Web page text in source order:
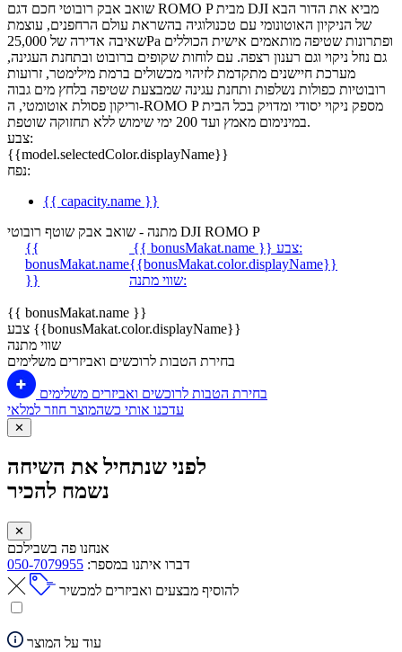
שואב אבק רובוטי חכם דגם ROMO P מבית DJI מביא את הדור הבא
של הניקיון האוטונומי עם טכנולוגיה בהשראת עולם הרחפנים, עוצמת
שאיבה אדירה של 25,000Pa ופתרונות שטיפה מותאמים אישית הכוללים
גם נוזל ניקוי וגם רענון רצפה. עם לוחות שקופים ברובוט ובתחנת העגינה,
מערכת חיישנים מתקדמת לזיהוי מכשולים ברמת מילימטר, זרועות
רובוטיות כפולות נשלפות ותחנת עגינה שמבצעת שטיפה בלחץ מים גבוה
וריקון פסולת אוטומטי, ה-ROMO P מספק ניקוי יסודי ומדויק בכל הבית
במינימום מאמץ ועד 200 ימי שימוש ללא תחזוקה שוטפת.
צבע:
{{model.selectedColor.displayName}}
נפח:
{{ capacity.name }}
מתנה - שואב אבק שוטף רובוטי DJI ROMO P
{{
bonusMakat.name
}}
{{ bonusMakat.name }}
צבע:
{{bonusMakat.color.displayName}}
שווי מתנה:
{{ bonusMakat.name }}
צבע {{bonusMakat.color.displayName}}
שווי מתנה
בחירת הטבות לרוכשים ואביזרים משלימים
בחירת הטבות לרוכשים ואביזרים משלימים
עדכנו אותי כשהמוצר חוזר למלאי
✕
לפני שנתחיל את השיחה
נשמח להכיר
✕
אנחנו פה בשבילכם
דברו איתנו במספר: 050-7079955
להוסיף מבצעים ואביזרים למכשיר
עוד על המוצר